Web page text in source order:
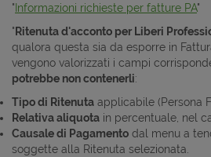
" Informazioni richieste per fatture PA"
" Ritenuta d'acconto per Liberi
qualora questa sia da esporre in
vengono valorizzati i campi
potrebbe non contenerli:
Tipo di Ritenuta applicabile (Persona
Relativa aliquota in percentuale, nel
Causale di Pagamento dal menu a
soggette alla Ritenuta selezionata.